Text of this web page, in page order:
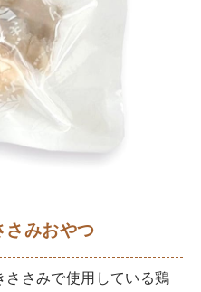
さみおやつ
さみで使用している鶏